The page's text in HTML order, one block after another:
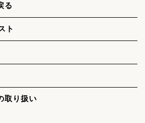
る
ト
取り扱い